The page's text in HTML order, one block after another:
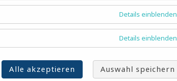
Arbon
Details einblenden
Details einblenden
Auswahl speichern
Alle akzeptieren